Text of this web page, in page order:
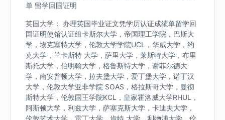
单 留学回国证明
英国大学： 办理英国毕业证文凭学历认证成绩单留学回
国证明使馆认证纽卡斯尔大学，帝国理工学院，巴斯大
学，埃克塞特大学，伦敦大学学院UCL，华威大学，约
克大学，兰卡斯特 大学，萨里大学，莱斯特大学，布里
斯托大学，伯明翰大学，格鲁斯特大学，谢菲尔德大
学，南安普顿大学，拉夫堡大学，爱丁堡大学，诺丁汉
大学，伦敦大学亚非学院 SOAS，格拉斯哥大学，曼彻
斯特大学，伦敦国王学院KCL，皇家霍洛威大学RHUL，
阿斯顿大学，利兹大学，萨塞克斯大学，卡迪夫大学，
伦敦艺术大学，雷丁大学，肯特 大学，利物浦大学，伦